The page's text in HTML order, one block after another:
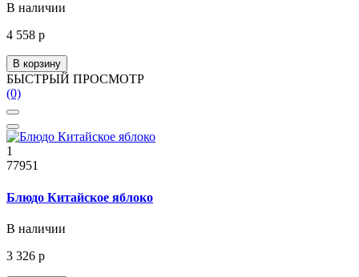
В наличии
4 558 р
В корзину
БЫСТРЫЙ ПРОСМОТР
(0)
1
77951
Блюдо Китайское яблоко
В наличии
3 326 р